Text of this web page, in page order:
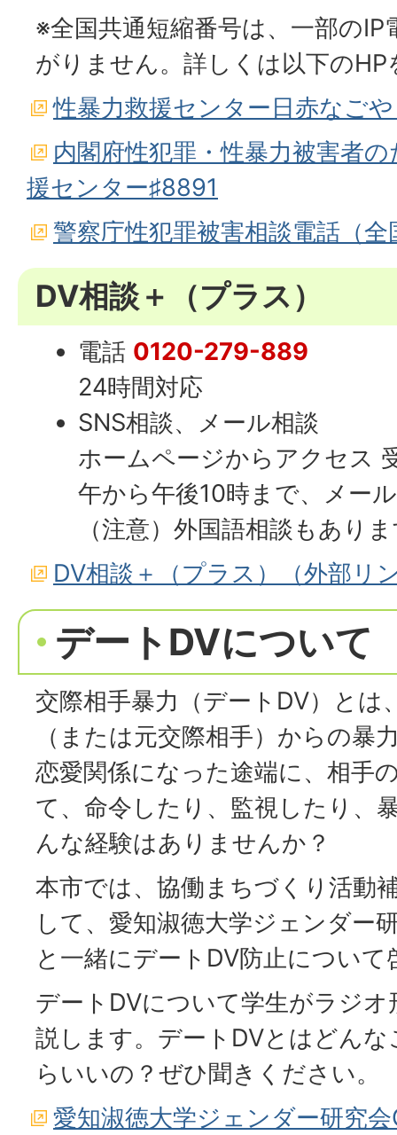
※全国共通短縮番号は、一部のIP
がりません。詳しくは以下の
性暴力救援センター日赤なご
内閣府性犯罪・性暴力被害者
援センター♯8891
警察庁性犯罪被害相談電話（
DV相談＋（プラス）
電話 0120-279-889
24時間対応
SNS相談、メール相談
ホームページからアクセス
午から午後10時まで、メー
（注意）外国語相談もあり
DV相談＋（プラス）（外部リ
デートDVについて
交際相手暴力（デートDV）とは
（または元交際相手）からの暴
恋愛関係になった途端に、相手
て、命令したり、監視したり、
んな経験はありませんか？
本市では、協働まちづくり活動
して、愛知淑徳大学ジェンダー
と一緒にデートDV防止につい
デートDVについて学生がラジ
説します。デートDVとはどん
らいいの？ぜひ聞きください。
愛知淑徳大学ジェンダー研究